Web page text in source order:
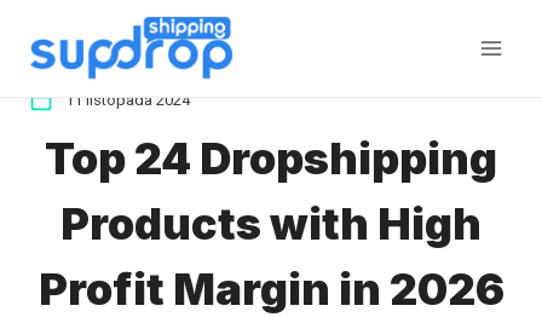
11 listopada 2024
Top 24 Dropshipping
Products with High
Profit Margin in 2026